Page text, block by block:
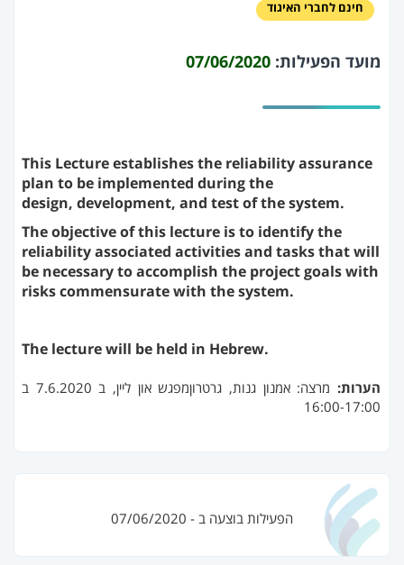
i
חינם לחברי האיגוד
מועד הפעילות:
This Lecture establishes the reliability assurance
plan to be implemented during the
design, development, and test of the system.
The objective of this lecture is to identify the
reliability associated activities and tasks that will
be necessary to accomplish the project goals with
risks commensurate with the system.
The lecture will be held in Hebrew.
הערות:
מרצה: אמנון גנות, גרטרוןמפגש און ליין, ב 7.6.2020 ב
16:00-17:00
הפעילות בוצעה ב - 07/06/2020